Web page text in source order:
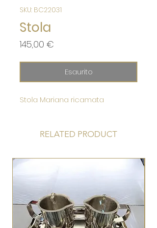
SKU: BC22031
Stola
145,00 €
Esaurito
Stola Mariana ricamata
RELATED PRODUCT